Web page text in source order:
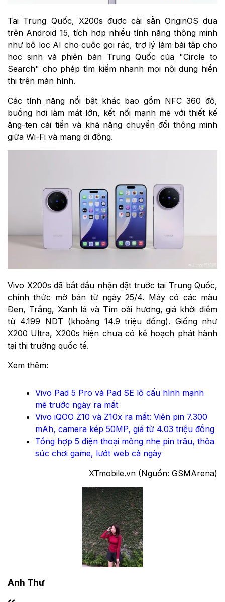
Tại Trung Quốc, X200s được cài sẵn OriginOS dựa
trên Android 15, tích hợp nhiều tính năng thông minh
như bộ lọc AI cho cuộc gọi rác, trợ lý làm bài tập cho
học sinh và phiên bản Trung Quốc của "Circle to
Search" cho phép tìm kiếm nhanh mọi nội dung hiển
thị trên màn hình.
Các tính năng nổi bật khác bao gồm NFC 360 độ,
buồng hơi làm mát lớn, kết nối mạnh mẽ với thiết kế
ăng-ten cải tiến và khả năng chuyển đổi thông minh
giữa Wi-Fi và mạng di động.
Vivo X200s đã bắt đầu nhận đặt trước tại Trung Quốc,
chính thức mở bán từ ngày 25/4. Máy có các màu
Đen, Trắng, Xanh lá và Tím oải hương, giá khởi điểm
từ 4.199 NDT (khoảng 14.9 triệu đồng). Giống như
X200 Ultra, X200s hiện chưa có kế hoạch phát hành
tại thị trường quốc tế.
Xem thêm:
Vivo Pad 5 Pro và Pad SE lộ cấu hình mạnh
mẽ trước ngày ra mắt
Vivo iQOO Z10 và Z10x ra mắt: Viên pin 7.300
mAh, camera kép 50MP, giá từ 4.03 triệu đồng
Tổng hợp 5 điện thoại mỏng nhẹ pin trâu, thỏa
sức chơi game, lướt web cả ngày
XTmobile.vn (Nguồn: GSMArena)
Anh Thư